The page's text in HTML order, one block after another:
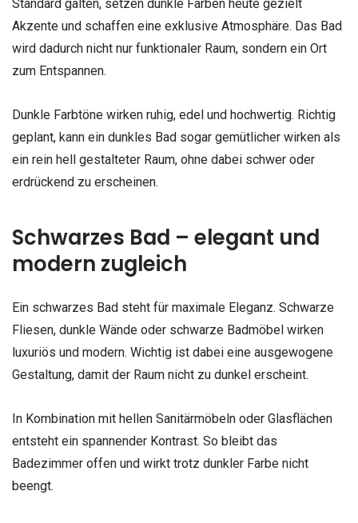
Standard galten, setzen dunkle Farben heute gezielt
Akzente und schaffen eine exklusive Atmosphäre. Das Bad
wird dadurch nicht nur funktionaler Raum, sondern ein Ort
zum Entspannen.
Dunkle Farbtöne wirken ruhig, edel und hochwertig. Richtig
geplant, kann ein dunkles Bad sogar gemütlicher wirken als
ein rein hell gestalteter Raum, ohne dabei schwer oder
erdrückend zu erscheinen.
Schwarzes Bad – elegant und
modern zugleich
Ein schwarzes Bad steht für maximale Eleganz. Schwarze
Fliesen, dunkle Wände oder schwarze Badmöbel wirken
luxuriös und modern. Wichtig ist dabei eine ausgewogene
Gestaltung, damit der Raum nicht zu dunkel erscheint.
In Kombination mit hellen Sanitärmöbeln oder Glasflächen
entsteht ein spannender Kontrast. So bleibt das
Badezimmer offen und wirkt trotz dunkler Farbe nicht
beengt.